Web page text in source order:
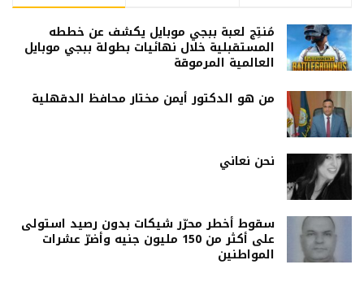
مُنتِج لعبة ببجي موبايل يكشف عن خططه
المستقبلية خلال نهائيات بطولة ببجي موبايل
العالمية المرموقة
من هو الدكتور أيمن مختار محافظ الدقهلية
نحن نعاني
سقوط أخطر محرّر شيكات بدون رصيد استولى
على أكثر من 150 مليون جنيه وأضرّ عشرات
المواطنين